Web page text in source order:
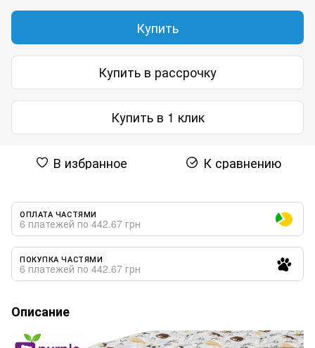
Купить
Купить в рассрочку
Купить в 1 клик
В избранное К сравнению
ОПЛАТА ЧАСТЯМИ
6 платежей по 442.67 грн
ПОКУПКА ЧАСТЯМИ
6 платежей по 442.67 грн
Описание